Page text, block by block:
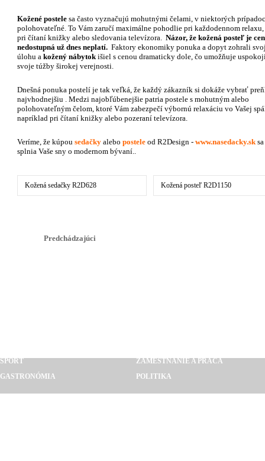
Kožené postele sa často vyznačujú mohutnými čelami, v niektorých
polohovateľné. To Vám zaručí maximálne pohodlie pri každodennom relaxu,
pri čítaní knižky alebo sledovania televízora. Názor, že kožená posteľ je
nedostupná už dnes neplatí. Faktory ekonomiky ponuka a dopyt zohrali
úlohu a kožený nábytokišiel s cenou dramaticky dole, čo umožňuje
svoje túžby širokej verejnosti.
Dnešná ponuka postelí je tak veľká, že každý zákazník si dokáže vybrať
najvhodnejšiu . Medzi najobľúbenejšie patria postele s mohutným alebo
polohovateľným čelom, ktoré Vám zabezpečí výbornú relaxáciu vo Vašej
napríklad pri čítaní knižky alebo pozeraní televízora.
Veríme, že kúpou sedačky alebo postele od R2Design - www.nasedacky.sksa
splnia Vaše sny o modernom bývaní..
Kožená sedačky R2D628 Kožená posteľ R2D1150
Predchádzajúci
ŠPORT
GASTRONÓMIA
ZAMESTNANIE A PRÁCA
POLITIKA